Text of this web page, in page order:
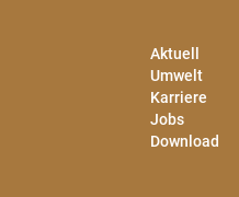
Aktuell
Umwelt
Karriere
Jobs
Download